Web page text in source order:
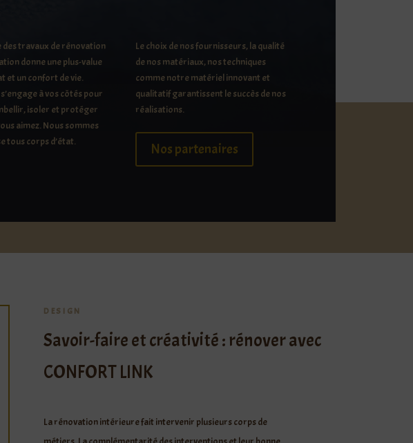
travaux de rénovation
donne une plus-value
et un confort de vie.
s’engage à vos côtés pour
isoler et protéger
aimez. Nous sommes
tous corps d’état.
Le choix de nos fournisseurs, la qualité
de nos matériaux, nos techniques
comme notre matériel innovant et
qualitatif garantissent le succès de nos
réalisations.
Nos partenaires
DESIGN
Savoir-faire et créativité : rénover avec
CONFORT LINK
La rénovation intérieure fait intervenir plusieurs corps de